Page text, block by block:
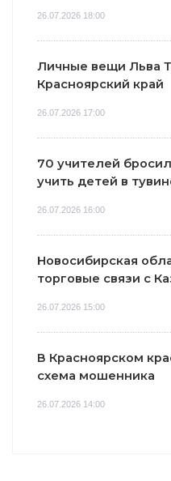
26.07.2026 18:00
Личные вещи Льва
Красноярский край
26.07.2026 17:00
70 учителей
учить детей в
26.07.2026 16:00
Новосибирская
торговые связи с
26.07.2026 15:00
В Красноярском
схема мошенника
26.07.2026 14:00